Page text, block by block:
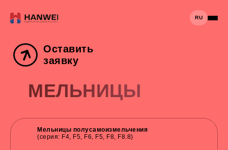
RU
Оставить
заявку
МЕЛЬНИЦЫ
Мельницы полусамоизмельчения
(серия: F4, F5, F6, F5, F8, F8.8)